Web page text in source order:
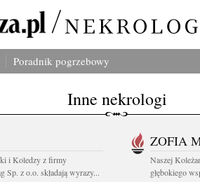
Poradnik pogrzebowy
Inne nekrologi
i Koledzy z firmy
Sp. z o.o. składają wyrazy...
ZOFIA
Naszej
głębokiego